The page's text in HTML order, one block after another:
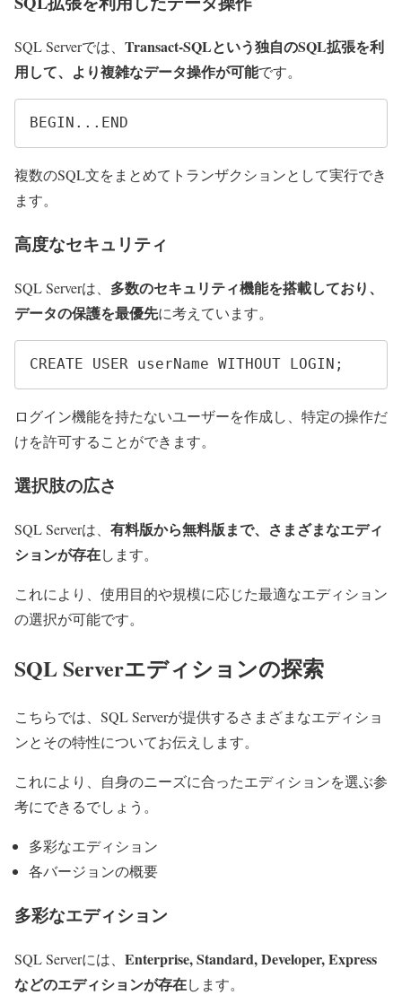
SQL Serverでは、 Transact-SQLという独自のSQL拡張を利
用して、より複雑なデータ操作が可能です。
BEGIN...END
複数のSQL文をまとめてトランザクションとして実行でき
ます。
高度なセキュリティ
SQL Serverは、 多数のセキュリティ機能を搭載しており、
データの保護を最優先に考えています。
CREATE USER userName WITHOUT LOGIN;
ログイン機能を持たないユーザーを作成し、特定の操作だ
けを許可することができます。
選択肢の広さ
SQL Serverは、 有料版から無料版まで、さまざまなエディ
ションが存在します。
これにより、使用目的や規模に応じた最適なエディション
の選択が可能です。
SQL Serverエディションの探索
こちらでは、SQL Serverが提供するさまざまなエディショ
ンとその特性についてお伝えします。
これにより、自身のニーズに合ったエディションを選ぶ参
考にできるでしょう。
多彩なエディション
各バージョンの概要
多彩なエディション
SQL Serverには、 Enterprise, Standard, Developer, Express
などのエディションが存在します。